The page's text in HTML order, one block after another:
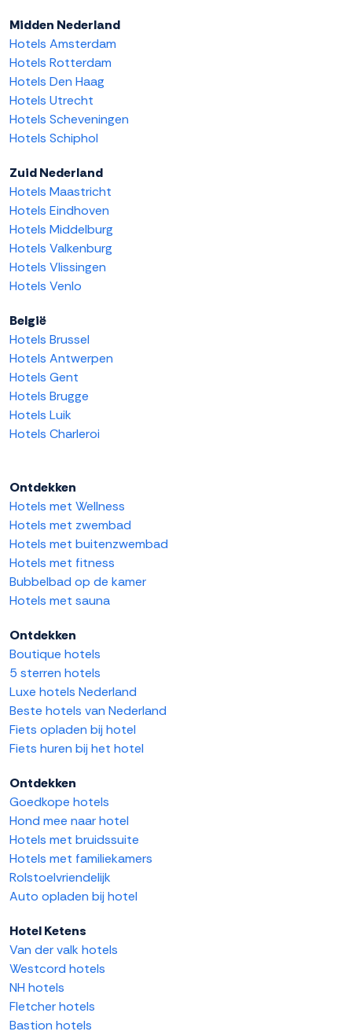
Midden Nederland
Hotels Amsterdam
Hotels Rotterdam
Hotels Den Haag
Hotels Utrecht
Hotels Scheveningen
Hotels Schiphol
Zuid Nederland
Hotels Maastricht
Hotels Eindhoven
Hotels Middelburg
Hotels Valkenburg
Hotels Vlissingen
Hotels Venlo
België
Hotels Brussel
Hotels Antwerpen
Hotels Gent
Hotels Brugge
Hotels Luik
Hotels Charleroi
Ontdekken
Hotels met Wellness
Hotels met zwembad
Hotels met buitenzwembad
Hotels met fitness
Bubbelbad op de kamer
Hotels met sauna
Ontdekken
Boutique hotels
5 sterren hotels
Luxe hotels Nederland
Beste hotels van Nederland
Fiets opladen bij hotel
Fiets huren bij het hotel
Ontdekken
Goedkope hotels
Hond mee naar hotel
Hotels met bruidssuite
Hotels met familiekamers
Rolstoelvriendelijk
Auto opladen bij hotel
Hotel Ketens
Van der valk hotels
Westcord hotels
NH hotels
Fletcher hotels
Bastion hotels